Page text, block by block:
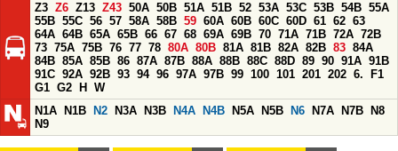
Z3 Z6 Z13 Z43 50A 50B 51A 51B 52 53A 53C 53B 54B 55A
55B 55C 56 57 58A 58B 59 60A 60B 60C 60D 61 62 63
64A 64B 65A 65B 66 67 68 69A 69B 70 71A 71B 72A 72B
73 75A 75B 76 77 78 80A 80B 81A 81B 82A 82B 83 84A
84B 85A 85B 86 87A 87B 88A 88B 88C 88D 89 90 91A 91B
91C 92A 92B 93 94 96 97A 97B 99 100 101 201 202 6.
F1
G1 G2 H
W
N1A
N1B N2 N3A N3B N4A N4B N5A N5B N6 N7A N7B
N8
N9